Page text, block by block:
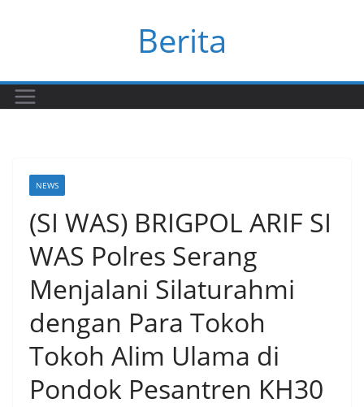
Berita
NEWS
(SI WAS) BRIGPOL ARIF SI
WAS Polres Serang
Menjalani Silaturahmi
dengan Para Tokoh
Tokoh Alim Ulama di
Pondok Pesantren KH30